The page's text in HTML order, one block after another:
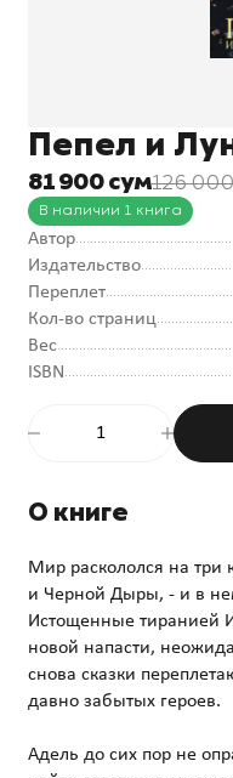
Пепел и
81 900 сум126
В наличии 1 книга
Автор
Издательство
Переплет
Кол-во страниц
Вес
ISBN
О книге
Мир раскололся на три
и Черной Дыры, - и в
Истощенные тиранией
новой напасти,
снова сказки
давно забытых героев.
Адель до сих пор не